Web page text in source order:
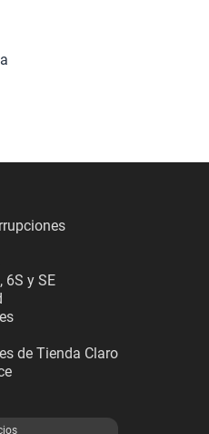
6S y SE
de Tienda Claro